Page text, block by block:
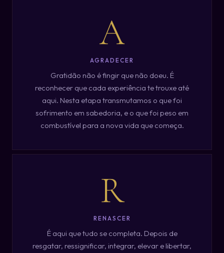
A
AGRADECER
Gratidão não é fingir que não doeu. É
reconhecer que cada experiência te trouxe até
aqui. Nesta etapa transmutamos o que foi
sofrimento em sabedoria, e o que foi peso em
combustível para a nova vida que começa.
R
RENASCER
É aqui que tudo se completa. Depois de
resgatar, ressignificar, integrar, elevar e libertar,